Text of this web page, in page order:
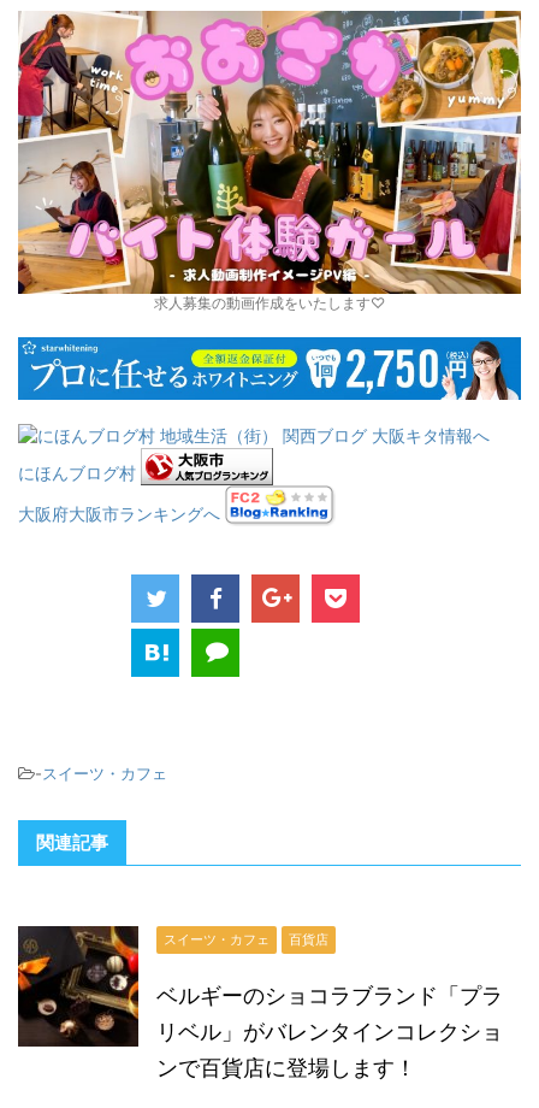
求人募集の動画作成をいたします♡
にほんブログ村
大阪府大阪市ランキングへ
-スイーツ・カフェ
関連記事
スイーツ・カフェ 百貨店
ベルギーのショコラブランド「プラ
リベル」がバレンタインコレクショ
ンで百貨店に登場します！